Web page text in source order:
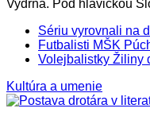
Vydrná. Pod hlavičkou
Sériu vyrovnali na
Futbalisti MŠK
Volejbalistky Žiliny
Kultúra a umenie